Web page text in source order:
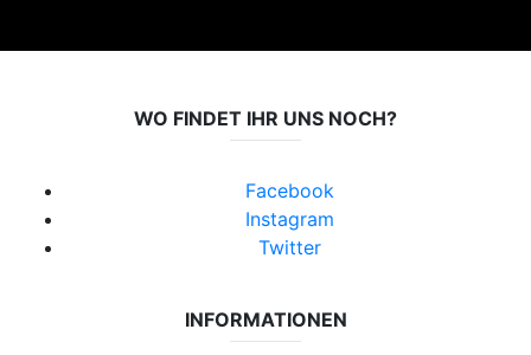
WO FINDET IHR UNS NOCH?
Facebook
Instagram
Twitter
INFORMATIONEN